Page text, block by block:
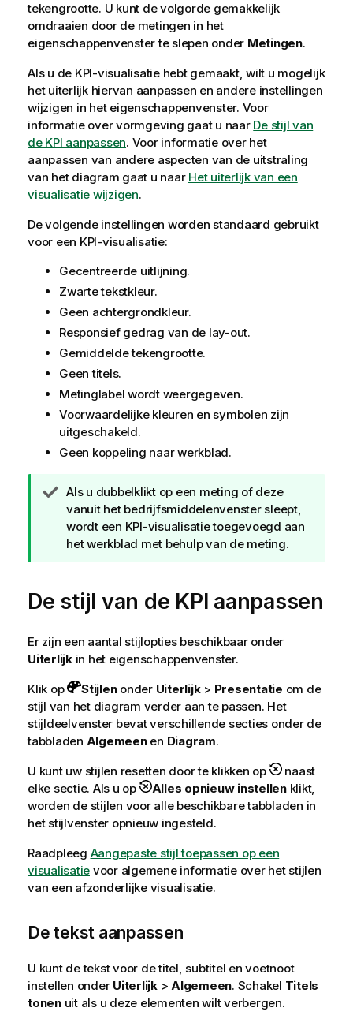
tekengrootte. U kunt de volgorde gemakkelijk
omdraaien door de metingen in het
eigenschappenvenster te slepen onder Metingen.
Als u de KPI-visualisatie hebt gemaakt, wilt u mogelijk
het uiterlijk hiervan aanpassen en andere instellingen
wijzigen in het eigenschappenvenster. Voor
informatie over vormgeving gaat u naar De stijl van
de KPI aanpassen. Voor informatie over het
aanpassen van andere aspecten van de uitstraling
van het diagram gaat u naar Het uiterlijk van een
visualisatie wijzigen.
De volgende instellingen worden standaard gebruikt
voor een KPI-visualisatie:
Gecentreerde uitlijning.
Zwarte tekstkleur.
Geen achtergrondkleur.
Responsief gedrag van de lay-out.
Gemiddelde tekengrootte.
Geen titels.
Metinglabel wordt weergegeven.
Voorwaardelijke kleuren en symbolen zijn
uitgeschakeld.
Geen koppeling naar werkblad.
T
i
p
Als u dubbelklikt op een meting of deze
vanuit het bedrijfsmiddelenvenster sleept,
wordt een KPI-visualisatie toegevoegd aan
het werkblad met behulp van de meting.
De stijl van de KPI aanpassen
Er zijn een aantal stijlopties beschikbaar onder
Uiterlijkin het eigenschappenvenster.
Klik op
Stijlenonder Uiterlijk> Presentatie om de
stijl van het diagram verder aan te passen. Het
stijldeelvenster bevat verschillende secties onder de
tabbladen Algemeenen Diagram.
U kunt uw stijlen resetten door te klikken op
naast
elke sectie. Als u op
Alles opnieuw instellenklikt,
worden de stijlen voor alle beschikbare tabbladen in
het stijlvenster opnieuw ingesteld.
Raadpleeg Aangepaste stijl toepassen op een
visualisatie voor algemene informatie over het stijlen
van een afzonderlijke visualisatie.
De tekst aanpassen
U kunt de tekst voor de titel, subtitel en voetnoot
instellen onder Uiterlijk> Algemeen. Schakel Titels
tonenuit als u deze elementen wilt verbergen.